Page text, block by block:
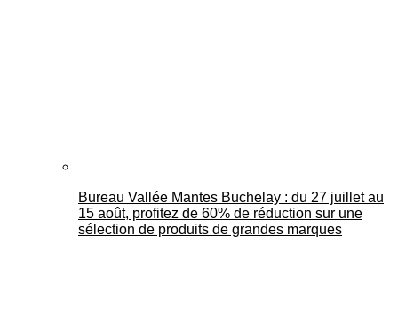
Bureau Vallée Mantes Buchelay : du 27 juillet au
15 août, profitez de 60% de réduction sur une
sélection de produits de grandes marques